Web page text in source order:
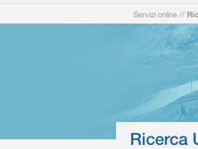
Servizi online //
Ricerca